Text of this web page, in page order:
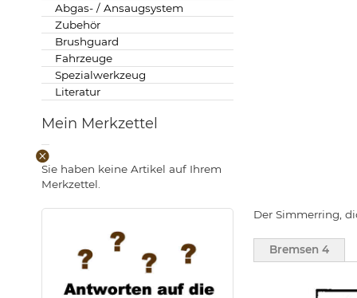
Der Simmerring,
Bremsen 4
Abgas- / Ansaugsystem
Zubehör
Brushguard
Fahrzeuge
Spezialwerkzeug
Literatur
Mein Merkzettel
Diesen
Artikel
entfernen
Sie haben keine Artikel auf Ihrem
Merkzettel.